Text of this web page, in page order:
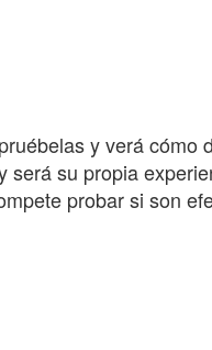
y verá cómo
será su propia
probar si son